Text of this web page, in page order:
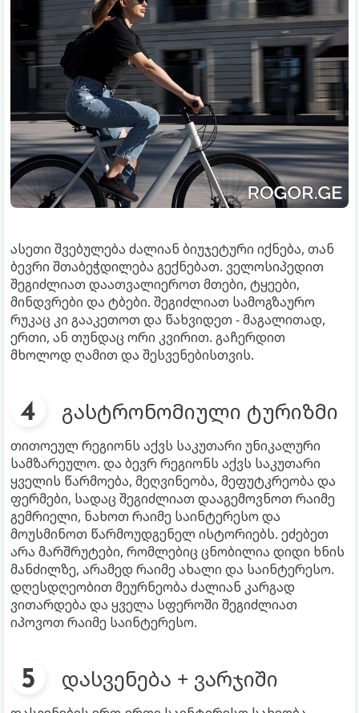
ასეთი შვებულება ძალიან ბიუჯეტური იქნება, თან
ბევრი შთაბეჭდილება გექნებათ. ველოსიპედით
შეგიძლიათ დაათვალიეროთ მთები, ტყეები,
მინდვრები და ტბები. შეგიძლიათ სამოგზაურო
რუკაც კი გააკეთოთ და წახვიდეთ - მაგალითად,
ერთი, ან თუნდაც ორი კვირით. გაჩერდით
მხოლოდ ღამით და შესვენებისთვის.
გასტრონომიული ტურიზმი
თითოეულ რეგიონს აქვს საკუთარი უნიკალური
სამზარეულო. და ბევრ რეგიონს აქვს საკუთარი
ყველის წარმოება, მეღვინეობა, მეფუტკრეობა და
ფერმები, სადაც შეგიძლიათ დააგემოვნოთ რაიმე
გემრიელი, ნახოთ რაიმე საინტერესო და
მოუსმინოთ წარმოუდგენელ ისტორიებს. ეძებეთ
არა მარშრუტები, რომლებიც ცნობილია დიდი ხნის
მანძილზე, არამედ რაიმე ახალი და საინტერესო.
დღესდღეობით მეურნეობა ძალიან კარგად
ვითარდება და ყველა სფეროში შეგიძლიათ
იპოვოთ რაიმე საინტერესო.
დასვენება + ვარჯიში